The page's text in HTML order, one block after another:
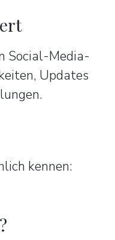
Social-Media-
Updates
kennen: